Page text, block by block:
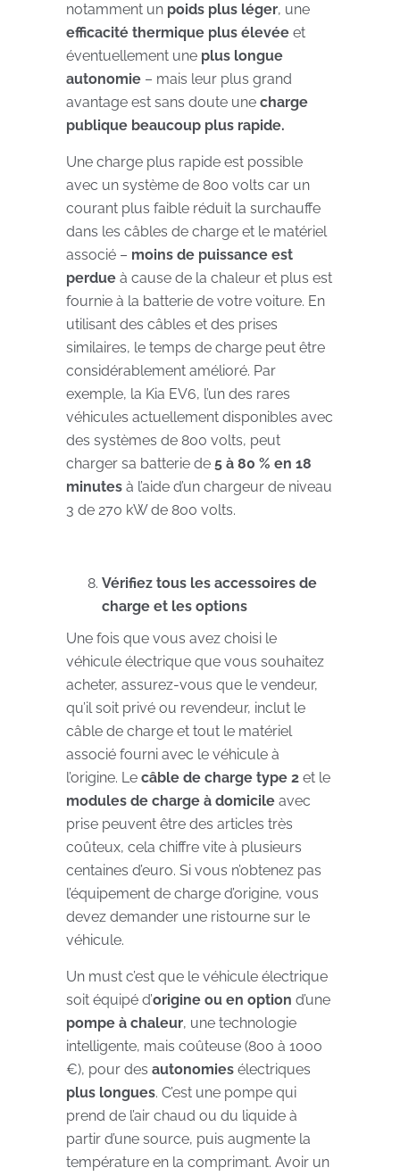
notamment un poids plus léger, une
efficacité thermique plus élevée et
éventuellement une plus longue
autonomie – mais leur plus grand
avantage est sans doute une charge
publique beaucoup plus rapide.
Une charge plus rapide est possible
avec un système de 800 volts car un
courant plus faible réduit la surchauffe
dans les câbles de charge et le matériel
associé – moins de puissance est
perdue à cause de la chaleur et plus est
fournie à la batterie de votre voiture. En
utilisant des câbles et des prises
similaires, le temps de charge peut être
considérablement amélioré. Par
exemple, la Kia EV6, l’un des rares
véhicules actuellement disponibles avec
des systèmes de 800 volts, peut
charger sa batterie de 5 à 80 % en 18
minutes à l’aide d’un chargeur de niveau
3 de 270 kW de 800 volts.
Vérifiez tous les accessoires de
charge et les options
Une fois que vous avez choisi le
véhicule électrique que vous souhaitez
acheter, assurez-vous que le vendeur,
qu’il soit privé ou revendeur, inclut le
câble de charge et tout le matériel
associé fourni avec le véhicule à
l’origine. Le câble de charge type 2 et le
modules de charge à domicile avec
prise peuvent être des articles très
coûteux, cela chiffre vite à plusieurs
centaines d’euro. Si vous n’obtenez pas
l’équipement de charge d’origine, vous
devez demander une ristourne sur le
véhicule.
Un must c’est que le véhicule électrique
soit équipé d’origine ou en option d’une
pompe à chaleur, une technologie
intelligente, mais coûteuse (800 à 1000
€), pour des autonomies électriques
plus longues. C’est une pompe qui
prend de l’air chaud ou du liquide à
partir d’une source, puis augmente la
température en la comprimant. Avoir un